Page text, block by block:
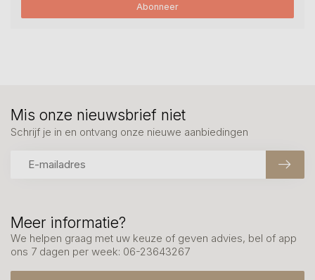
Abonneer
Meer informatie?
We helpen graag met uw keuze of geven advies, bel of app
ons 7 dagen per week: 06-23643267
Mis onze nieuwsbrief niet
Schrijf je in en ontvang onze nieuwe aanbiedingen